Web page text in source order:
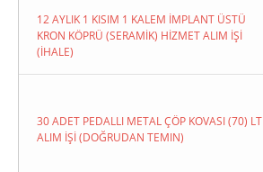
12 AYLIK 1 KISIM 1 KALEM İMPLANT ÜSTÜ
KRON KÖPRÜ (SERAMİK) HİZMET ALIM İŞİ
(İHALE)
30 ADET PEDALLI METAL ÇÖP KOVASI (70) LT
ALIM İŞİ (DOĞRUDAN TEMIN)